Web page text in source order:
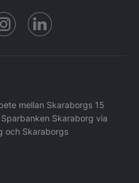
https://
mellan Skaraborgs 15
Skaraborg via
och Skaraborgs